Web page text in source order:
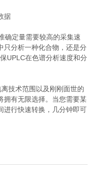
据
确定量需要较高的采集速
只分析一种化合物，还是分
UPLC在色谱分析速度和分
技术范围以及刚刚面世的
拥有无限选择。当您需要某
进行快速转换，几分钟即可